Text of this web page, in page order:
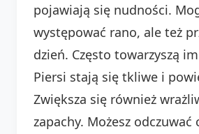
pojawiają się nudności.
występować rano, ale też
dzień. Często towarzyszą
Piersi stają się tkliwe i
Zwiększa się również
zapachy. Możesz odczuwać